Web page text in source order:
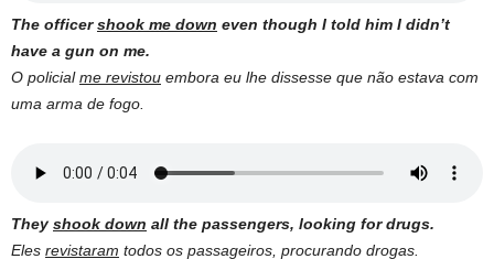
The officershook me down even though I told him I didn’t
have a gun on me.
O policialme revistou embora eu lhe dissesse que não estava com
uma arma de fogo.
They shook down all the passengers, looking for drugs.
Eles revistaram todos os passageiros, procurando drogas.